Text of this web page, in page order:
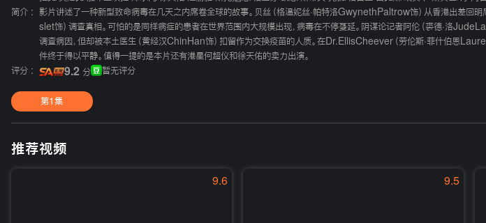
简介 :
影片讲述了一种新型致命病毒在几天之内席卷全球的故事。贝丝（格温妮丝·帕特洛GwynethPaltrow饰）从香港出差
slet饰）调查真相。可怕的是同样病症的患者在世界范围内大规模出现，病毒在不停蔓延。阴谋论记者阿伦（裘德·洛
调查病因，但却被本土医生（黄经汉ChinHan饰）扣留作为交换疫苗的人质。在Dr.EllisCheever（劳伦斯·菲什伯恩
件终于得以平静。值得一提的是本片还有港星何超仪和徐天佑的卖力出演。
评分 :
9.2 分 暂无评分
第1集
推荐视频
9.6 9.5